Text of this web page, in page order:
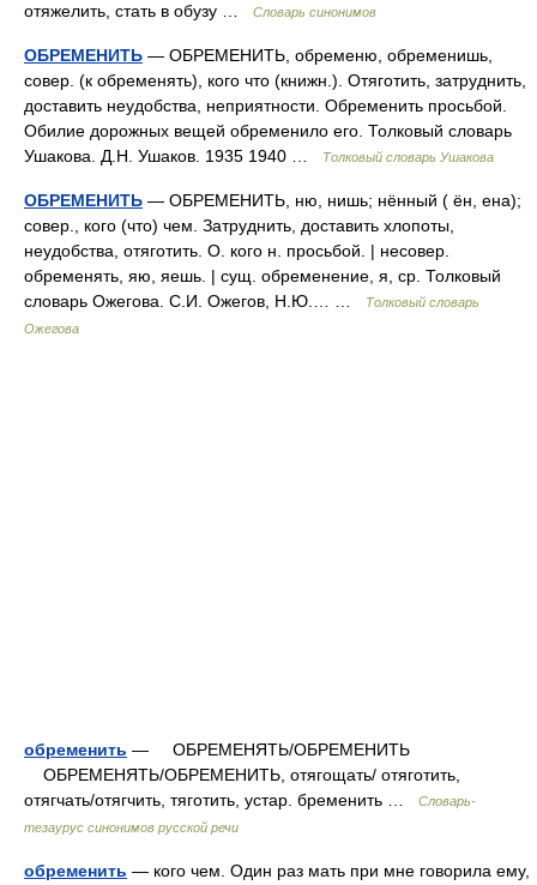
отяжелить, стать в обузу …
Словарь синонимов
ОБРЕМЕНИТЬ — ОБРЕМЕНИТЬ, обременю, обременишь,
совер. (к обременять), кого что (книжн.). Отяготить, затруднить,
доставить неудобства, неприятности. Обременить просьбой.
Обилие дорожных вещей обременило его. Толковый словарь
Ушакова. Д.Н. Ушаков. 1935 1940 …
Толковый словарь Ушакова
ОБРЕМЕНИТЬ — ОБРЕМЕНИТЬ, ню, нишь; нённый ( ён, ена);
совер., кого (что) чем. Затруднить, доставить хлопоты,
неудобства, отяготить. О. кого н. просьбой. | несовер.
обременять, яю, яешь. | сущ. обременение, я, ср. Толковый
словарь Ожегова. С.И. Ожегов, Н.Ю.… …
Толковый словарь
Ожегова
обременить — ОБРЕМЕНЯТЬ/ОБРЕМЕНИТЬ
ОБРЕМЕНЯТЬ/ОБРЕМЕНИТЬ, отягощать/ отяготить,
отягчать/отягчить, тяготить, устар. бременить …
Словарь-
тезаурус синонимов русской речи
обременить — кого чем. Один раз мать при мне говорила ему,